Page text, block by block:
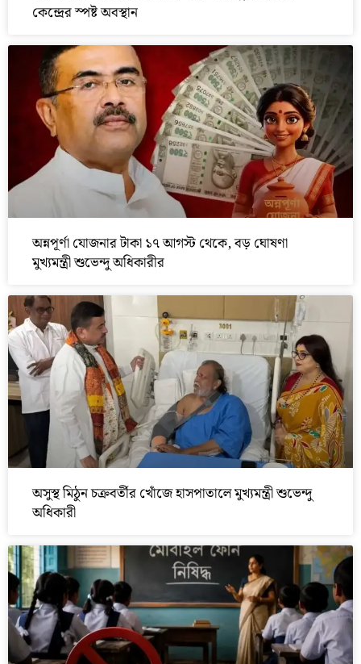
কেন্দ্রের স্পষ্ট অবস্থান
অন্নপূর্ণা যোজনার টাকা ১৭ আগস্ট থেকে, বড় ঘোষণা
মুখ্যমন্ত্রী শুভেন্দু অধিকারীর
অসুস্থ মিঠুন চক্রবর্তীর খোঁজে হাসপাতালে মুখ্যমন্ত্রী শুভেন্দু
অধিকারী